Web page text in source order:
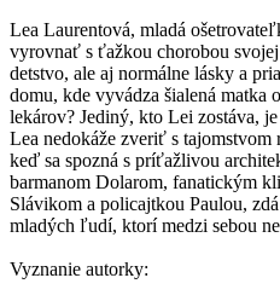
Lea Laurentová, mladá
vyrovnať s ťažkou chorobou
detstvo, ale aj normálne lásky a
domu, kde vyvádza šialená matka
lekárov? Jediný, kto Lei zostáva,
Lea nedokáže zveriť s
keď sa spozná s príťažlivou
barmanom Dolarom, fanatickým
Slávikom a policajtkou Paulou,
mladých ľudí, ktorí medzi sebou
Vyznanie autorky: